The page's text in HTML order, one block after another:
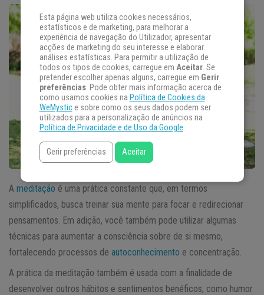
A meditação é uma prática constante que, em termos
simplificados, busca treinar sua mente para focar e redirecionar
pensamentos. Em adição, você também pode utilizar algumas
técnicas para aumentar a consciência sobre de si mesmo,
fortalecendo processos de autoconhecimento e concentração.
A prática da meditação também é usada com a finalidade de
desenvolver outros hábitos e sentimentos benéficos, como humor
Esta página web utiliza cookies necessários,
estatísticos e de marketing, para melhorar a
experiência de navegação do Utilizador, apresentar
acções de marketing do seu interesse e elaborar
análises estatísticas. Para permitir a utilização de
todos os tipos de cookies, carregue em Aceitar. Se
pretender escolher apenas alguns, carregue em Gerir
preferências. Pode obter mais informação acerca de
como usamos cookies na Política de Cookies da
WeMystice sobre como os seus dados podem ser
utilizados para a personalização de anúncios na
Política de Privacidade e de Uso da Google.
Gerir preferências Aceitar